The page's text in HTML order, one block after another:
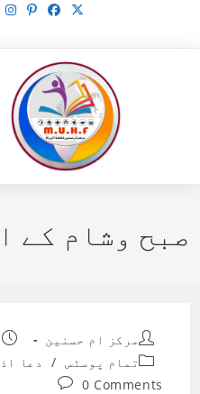
صبح وشام کے
Post
author:
مرکز ام حسنین
Post
Post
category:
تمام پوسٹس /
دعا
Post
0 Comments